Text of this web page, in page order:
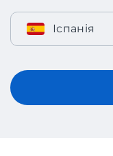
Іспанія